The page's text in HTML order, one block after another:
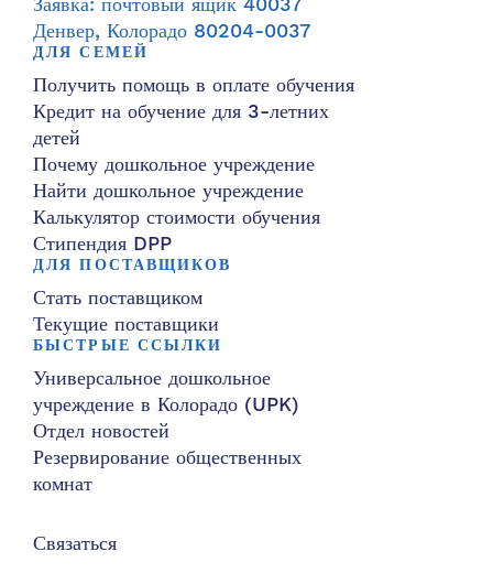
Денвер, Колорадо 80204-0037
ДЛЯ СЕМЕЙ
Получить помощь в оплате обучения
Кредит на обучение для 3-летних
детей
Почему дошкольное учреждение
Найти дошкольное учреждение
Калькулятор стоимости обучения
Стипендия DPP
ДЛЯ ПОСТАВЩИКОВ
Стать поставщиком
Текущие поставщики
БЫСТРЫЕ ССЫЛКИ
Универсальное дошкольное
учреждение в Колорадо (UPK)
Отдел новостей
Резервирование общественных
комнат
Связаться